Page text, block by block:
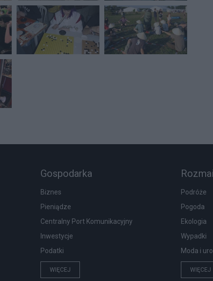
Gospodarka
Biznes
Pieniądze
Centralny Port Komunikacyjny
Inwestycje
Podatki
WIĘCEJ
Podróże
Pogoda
Ekologia
Wypadki
Moda i
WIĘCEJ